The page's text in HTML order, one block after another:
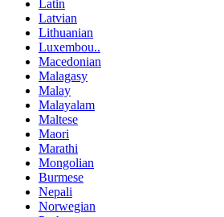
Latin
Latvian
Lithuanian
Luxembou..
Macedonian
Malagasy
Malay
Malayalam
Maltese
Maori
Marathi
Mongolian
Burmese
Nepali
Norwegian